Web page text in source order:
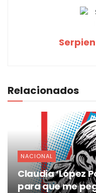
Relacionados
NACIONAL
Claudia ‘López
para que me